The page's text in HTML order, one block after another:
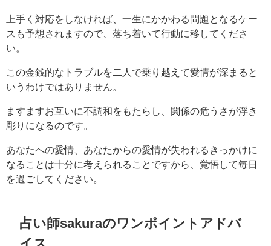
上手く対応をしなければ、一生にかかわる問題となるケー
スも予想されますので、落ち着いて行動に移してくださ
い。
この金銭的なトラブルを二人で乗り越えて愛情が深まると
いうわけではありません。
ますますお互いに不調和をもたらし、関係の危うさが浮き
彫りになるのです。
あなたへの愛情、あなたからの愛情が失われるきっかけに
なることは十分に考えられることですから、覚悟して毎日
を過ごしてください。
占い師sakuraのワンポイントアドバ
イス